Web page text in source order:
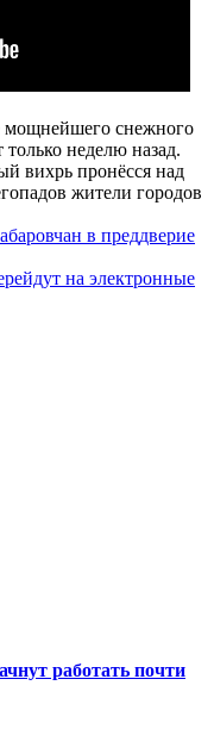
мощнейшего снежного
неделю назад.
вихрь пронёсся над
жители городов
в преддверие
на электронные
работать почти